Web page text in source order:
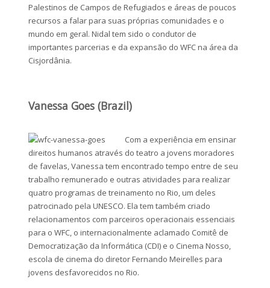
Palestinos de Campos de Refugiados e áreas de poucos
recursos a falar para suas próprias comunidades e o
mundo em geral. Nidal tem sido o condutor de
importantes parcerias e da expansão do WFC na área da
Cisjordânia.
Vanessa Goes (Brazil)
Com a experiência em ensinar
direitos humanos através do teatro a jovens moradores
de favelas, Vanessa tem encontrado tempo entre de seu
trabalho remunerado e outras atividades para realizar
quatro programas de treinamento no Rio, um deles
patrocinado pela UNESCO. Ela tem também criado
relacionamentos com parceiros operacionais essenciais
para o WFC, o internacionalmente aclamado Comitê de
Democratização da Informática (CDI) e o Cinema Nosso,
escola de cinema do diretor Fernando Meirelles para
jovens desfavorecidos no Rio.